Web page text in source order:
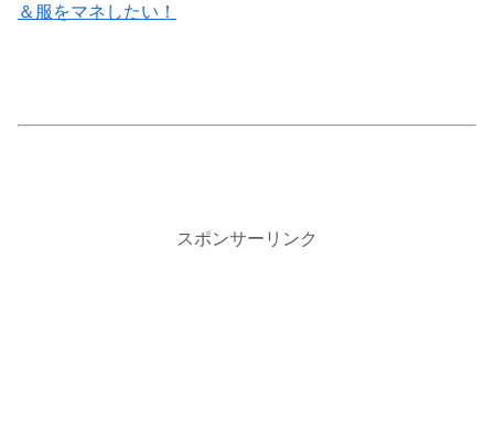
＆服をマネしたい！
スポンサーリンク